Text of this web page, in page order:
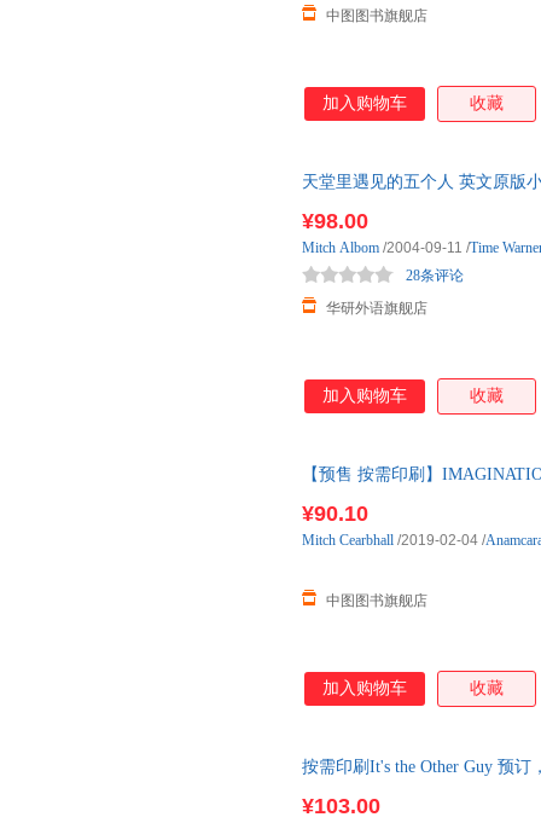
中图图书旗舰店
加入购物车 收藏
天堂里遇见的五个人 英文原版
¥98.00
华研外语旗舰店
28条评论
Mitch Albom /2004-09-11 /Time
加入购物车 收藏
【预售 按需印刷】
¥90.10
中图图书旗舰店
Mitch Cearbhall /2019-02-04 /
加入购物车 收藏
按需印刷It's the Other Guy 预
¥103.00